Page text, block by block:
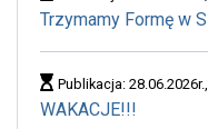
Trzymamy Formę w
Publikacja:
WAKACJE!!!